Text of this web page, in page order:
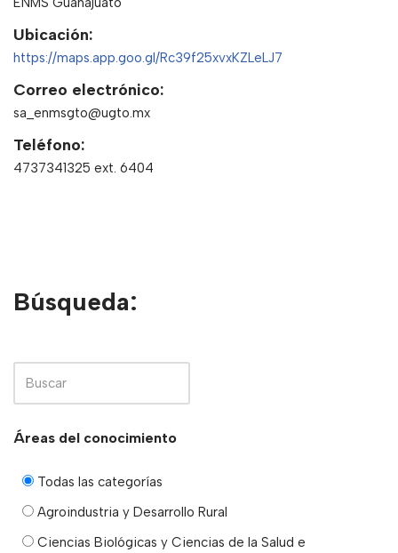
Ubicación:
https://maps.app.goo.gl/Rc39f25xvxKZLeLJ7
Correo electrónico:
sa_enmsgto@ugto.mx
Teléfono:
4737341325 ext. 6404
Búsqueda:
Áreas del conocimiento
Todas las categorías
Agroindustria y Desarrollo Rural
Ciencias Biológicas y Ciencias de la Salud e